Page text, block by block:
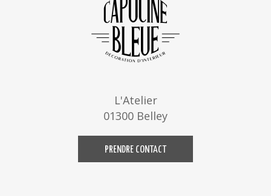
L'Atelier
01300 Belley
PRENDRE CONTACT